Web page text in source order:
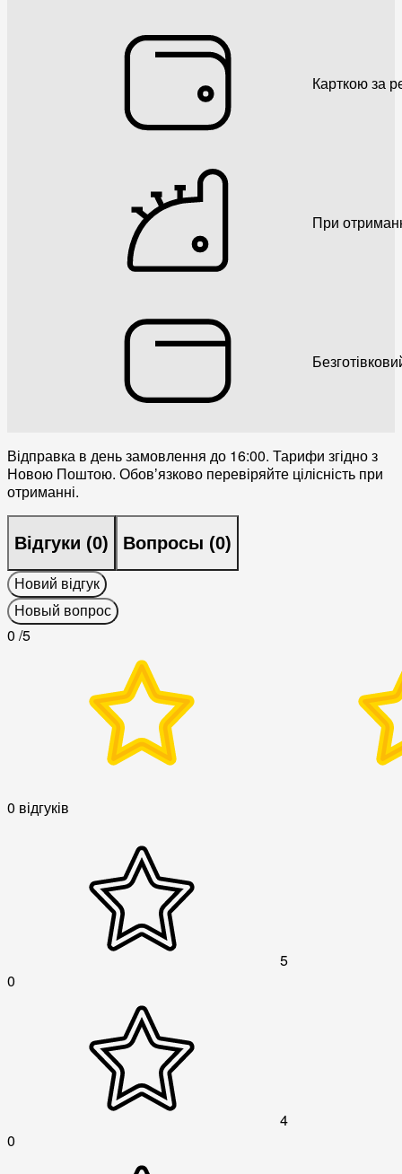
Карткою за
При
Відправка в день замовлення до 16:00. Тарифи згідно з
Новою Поштою. Обовʼязково перевіряйте цілісність при
отриманні.
Відгуки (0) Вопросы (0)
Новий відгук
Новый вопрос
0 /5
0 відгуків
5
0
4
0